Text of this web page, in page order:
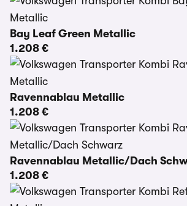
Bay Leaf Green Metallic
1.208 €
Ravennablau Metallic
1.208 €
Ravennablau Metallic/Dach
1.208 €